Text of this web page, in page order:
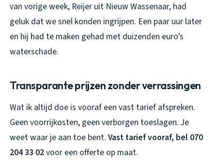
van vorige week, Reijer uit Nieuw Wassenaar, had
geluk dat we snel konden ingrijpen. Een paar uur later
en hij had te maken gehad met duizenden euro’s
waterschade.
Transparante prijzen zonder verrassingen
Wat ik altijd doe is vooraf een vast tarief afspreken.
Geen voorrijkosten, geen verborgen toeslagen. Je
weet waar je aan toe bent. Vast tarief vooraf, bel 070
204 33 02voor een offerte op maat.